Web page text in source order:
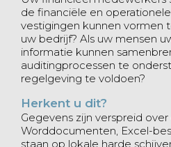
de financiële en
vestigingen kunnen vormen
uw bedrijf? Als uw mensen
informatie kunnen
auditingprocessen te
regelgeving te voldoen?
Herkent u dit?
Gegevens zijn verspreid over
Worddocumenten, Excel-
staan op lokale harde